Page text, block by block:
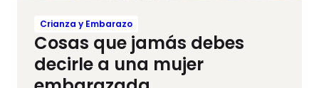
Crianza y Embarazo
Cosas que jamás debes
decirle a una mujer